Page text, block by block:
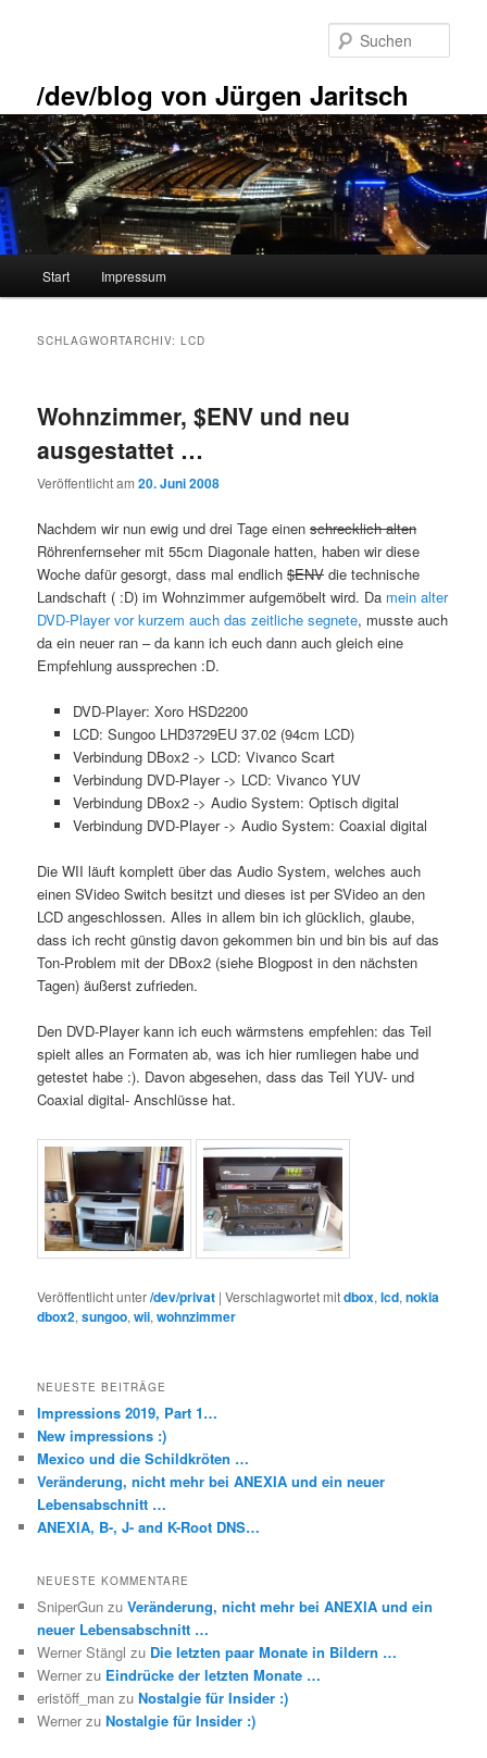
/dev/blog von Jürgen Jaritsch
Start Impressum
SCHLAGWORTARCHIV:LCD
Wohnzimmer, $ENV und neu
ausgestattet …
Veröffentlicht am20. Juni 2008
Nachdem wir nun ewig und drei Tage einenschrecklich alten
Röhrenfernseher mit 55cm Diagonale hatten, haben wir diese
Woche dafür gesorgt, dass mal endlich$ENV die technische
Landschaft ( :D) im Wohnzimmer aufgemöbelt wird. Da mein alter
DVD-Player vor kurzem auch das zeitliche segnete, musste auch
da ein neuer ran – da kann ich euch dann auch gleich eine
Empfehlung aussprechen :D.
DVD-Player: Xoro HSD2200
LCD: Sungoo LHD3729EU 37.02 (94cm LCD)
Verbindung DBox2 -> LCD: Vivanco Scart
Verbindung DVD-Player -> LCD: Vivanco YUV
Verbindung DBox2 -> Audio System: Optisch digital
Verbindung DVD-Player -> Audio System: Coaxial digital
Die WII läuft komplett über das Audio System, welches auch
einen SVideo Switch besitzt und dieses ist per SVideo an den
LCD angeschlossen. Alles in allem bin ich glücklich, glaube,
dass ich recht günstig davon gekommen bin und bin bis auf das
Ton-Problem mit der DBox2 (siehe Blogpost in den nächsten
Tagen) äußerst zufrieden.
Den DVD-Player kann ich euch wärmstens empfehlen: das Teil
spielt alles an Formaten ab, was ich hier rumliegen habe und
getestet habe :). Davon abgesehen, dass das Teil YUV- und
Coaxial digital- Anschlüsse hat.
Veröffentlicht unter/dev/privat |Verschlagwortet mitdbox,lcd,nokia
dbox2,sungoo,wii,wohnzimmer
NEUESTE BEITRÄGE
Impressions 2019, Part 1…
New impressions :)
Mexico und die Schildkröten …
Veränderung, nicht mehr bei ANEXIA und ein neuer
Lebensabschnitt …
ANEXIA, B-, J- and K-Root DNS…
NEUESTE KOMMENTARE
SniperGun zuVeränderung, nicht mehr bei ANEXIA und ein
neuer Lebensabschnitt …
Werner Stängl zu Die letzten paar Monate in Bildern …
Werner zu Eindrücke der letzten Monate …
eristöff_man zuNostalgie für Insider :)
Werner zuNostalgie für Insider :)